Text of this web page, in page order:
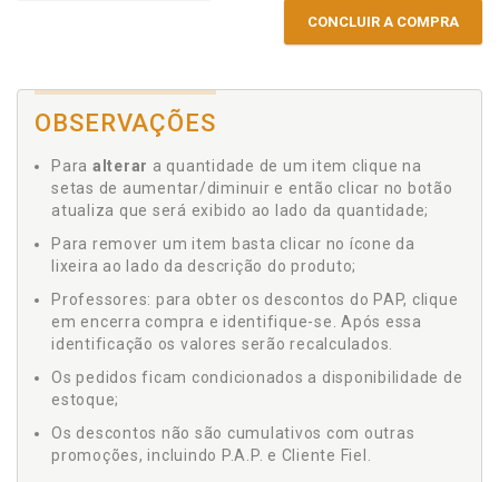
CONCLUIR A COMPRA
OBSERVAÇÕES
Para alterar a quantidade de um item clique na
setas de aumentar/diminuir e então clicar no botão
atualiza que será exibido ao lado da quantidade;
Para remover um item basta clicar no ícone da
lixeira ao lado da descrição do produto;
Professores: para obter os descontos do PAP, clique
em encerra compra e identifique-se. Após essa
identificação os valores serão recalculados.
Os pedidos ficam condicionados a disponibilidade de
estoque;
Os descontos não são cumulativos com outras
promoções, incluindo P.A.P. e Cliente Fiel.